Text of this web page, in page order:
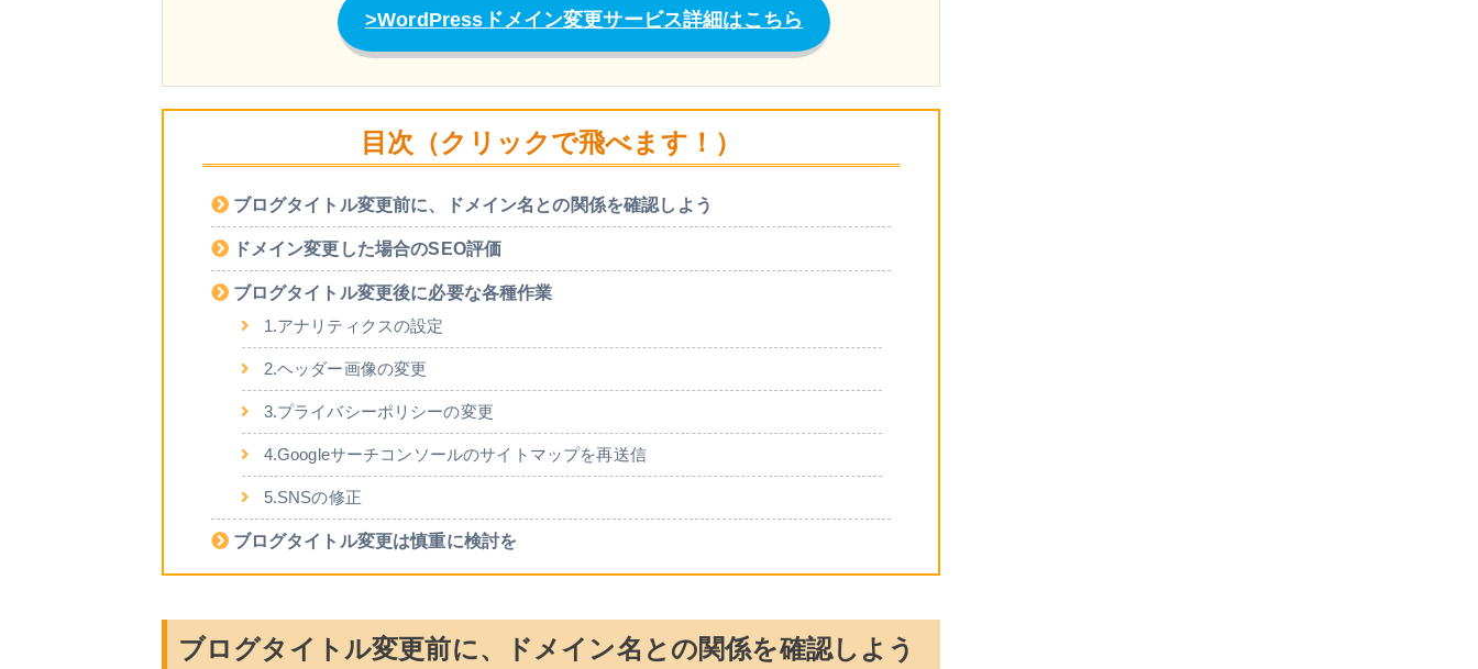
WordPressドメイン変更サービス詳細はこちら
目次（クリックで飛べます！）
ブログタイトル変更前に、ドメイン名との関係を確認しよう
ドメイン変更した場合のSEO評価
ブログタイトル変更後に必要な各種作業
1.アナリティクスの設定
2.ヘッダー画像の変更
3.プライバシーポリシーの変更
4.Googleサーチコンソールのサイトマップを再送信
5.SNSの修正
ブログタイトル変更は慎重に検討を
ブログタイトル変更前に、ドメイン名との関係を確認しよう